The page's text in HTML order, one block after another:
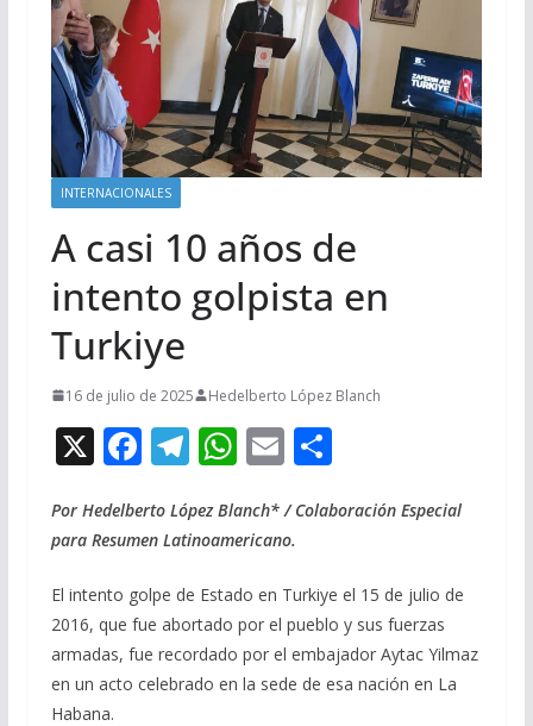
INTERNACIONALES
A casi 10 años de
intento golpista en
Turkiye
16 de julio de 2025 Hedelberto López Blanch
X F
ac
e
b
o
o
k
T
el
e
gr
a
m
W
h
at
s
A
p
p
E
m
ai
l
C
m
ar
ti
r
Por Hedelberto López Blanch* / Colaboración Especial
para Resumen Latinoamericano.
El intento golpe de Estado en Turkiye el 15 de julio de
2016, que fue abortado por el pueblo y sus fuerzas
armadas, fue recordado por el embajador Aytac Yilmaz
en un acto celebrado en la sede de esa nación en La
Habana.